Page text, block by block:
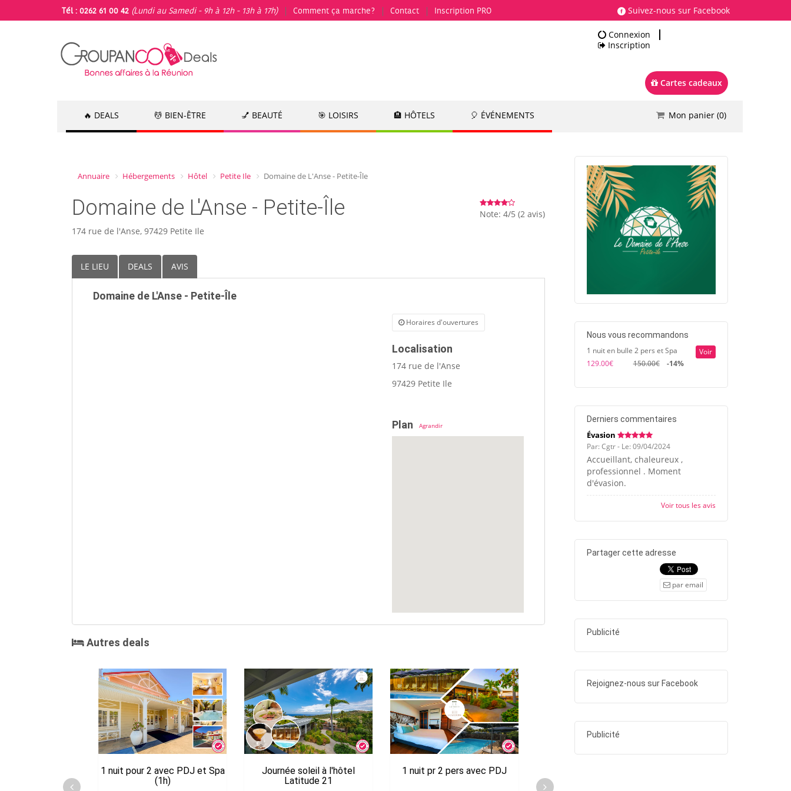
Suivez-nous sur Facebook
Tél : 0262 61 00 42 (Lundi au Samedi - 9h à 12h - 13h à 17h) Comment ça marche? Contact Inscription PRO
Connexion
Inscription
Cartes cadeaux
🔥 DEALS 💆 BIEN-ÊTRE 💅 BEAUTÉ 🎯 LOISIRS 🏨 HÔTELS 🎈 ÉVÉNEMENTS Mon panier (0)
Annuaire Hébergements Hôtel Petite Ile Domaine de L'Anse - Petite-Île
Domaine de L'Anse - Petite-Île
174 rue de l'Anse, 97429 Petite Ile
Note: 4/5 (2 avis)
LE LIEU DEALS AVIS
Domaine de L'Anse - Petite-Île
Horaires d'ouvertures
Localisation
174 rue de l'Anse
97429 Petite Ile
Plan Agrandir
Autres deals
1 nuit pour 2 avec PDJ et Spa
(1h)
Journée soleil à l'hôtel
Latitude 21
1 nuit pr 2 pers avec PDJ
healthy, jacuzzi et spa pr 2
Nous vous recommandons
1 nuit en bulle 2 pers et Spa
Voir
129.00€
150.00€ -14%
Derniers commentaires
Évasion
Par: Cgtr - Le: 09/04/2024
Accueillant, chaleureux ,
professionnel . Moment
d'évasion.
Voir tous les avis
Partager cette adresse
par email
Publicité
Rejoignez-nous sur Facebook
Publicité